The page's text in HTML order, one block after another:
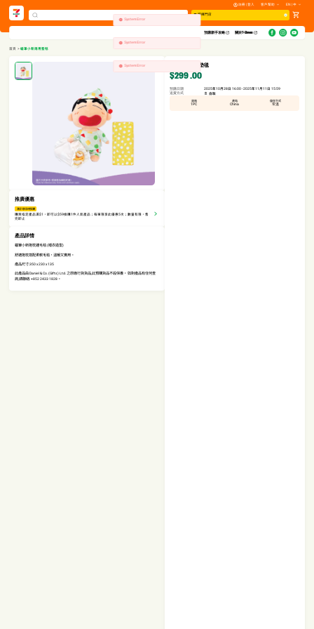
註冊 | 登入 客戶幫助 EN | 中
選擇門店
預購新手攻略​ 關於7-Eleven
首頁 >蠟筆小新兩用墊毯
推廣優惠
滿$1享$59換購
購買指定產品滿$1，即可以$59換購1件人氣產品；每單限享此優惠5次；數量有限，售
完即止
產品詳情
蠟筆小新抱枕連毛毯 (睡衣造型)
舒適抱枕搭配柔軟毛毯，溫暖又實用。
產品尺寸:350 x 230 x 135
此產品由 Daniel & Co. (Gifts) Ltd. 之原廠行貨貨品,此預購貨品不設保養。 如對產品有任何查
詢,請聯絡: +852 2433 1828。
蠟筆小新兩用墊毯
$299.00
預購日期
2025年10月28日 16:00 - 2025年11月11日 15:59
送貨方式
自取
規格
1PC
產地
China
儲存方式
常溫
System Error
System Error
System Error